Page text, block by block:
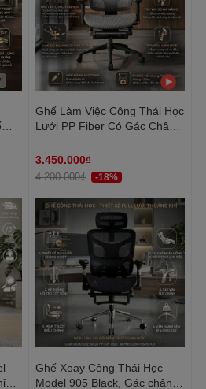
Ghế Làm Việc Công Thái Học
Lưới PP Fiber Có Gác Chân –
Thoải Mái | LH006 Grey | Nội
Thất Anh Hoàng
3.450.000₫
4.200.000₫ -18%
Ghế Xoay Công Thái Học
Model 905 Black, Gác chân,